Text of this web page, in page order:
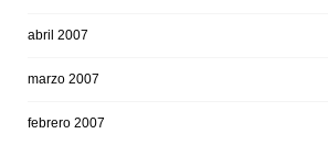
abril 2007
marzo 2007
febrero 2007